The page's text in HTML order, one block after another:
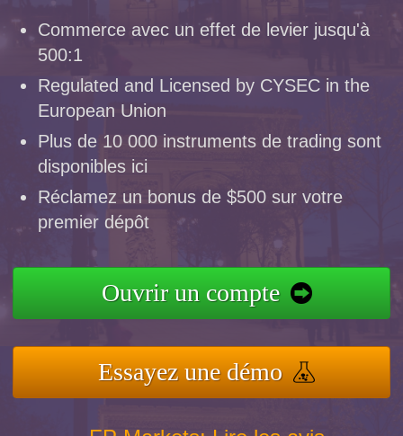
Commerce avec un effet de levier jusqu'à
500:1
Regulated and Licensed by CYSEC in the
European Union
Plus de 10 000 instruments de trading sont
disponibles ici
Réclamez un bonus de $500 sur votre
premier dépôt
Ouvrir un compte
Essayez une démo